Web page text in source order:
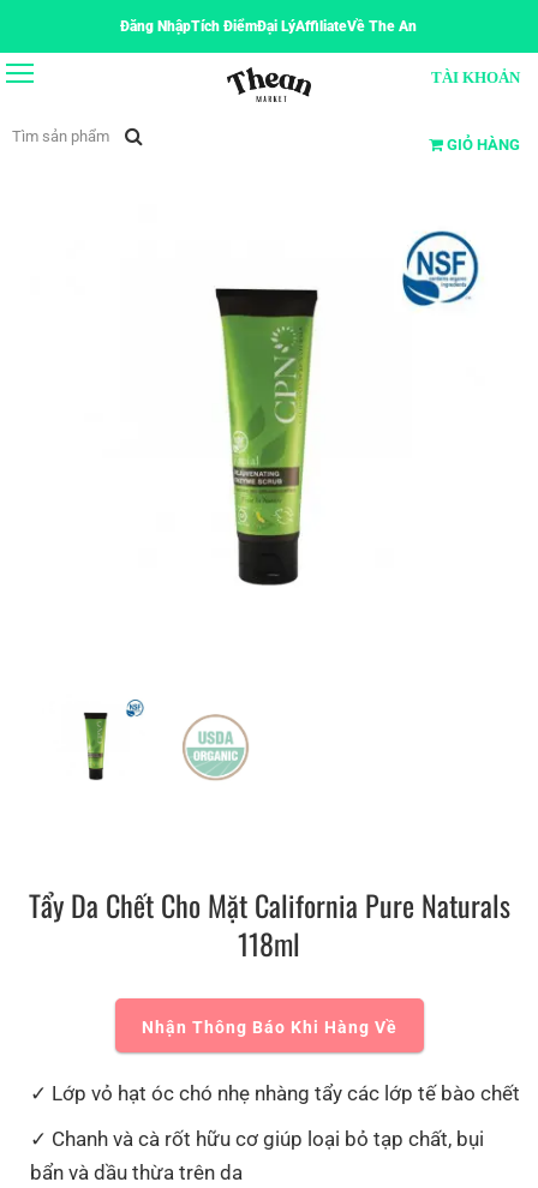
Đăng NhậpTích ĐiểmĐại LýAffiliateVề The An
TÀI KHOẢN
GIỎ HÀNG
Tẩy Da Chết Cho Mặt California Pure Naturals
118ml
Nhận Thông Báo Khi Hàng Về
Lớp vỏ hạt óc chó nhẹ nhàng tẩy các lớp tế bào chết
Chanh và cà rốt hữu cơ giúp loại bỏ tạp chất, bụi
bẩn và dầu thừa trên da